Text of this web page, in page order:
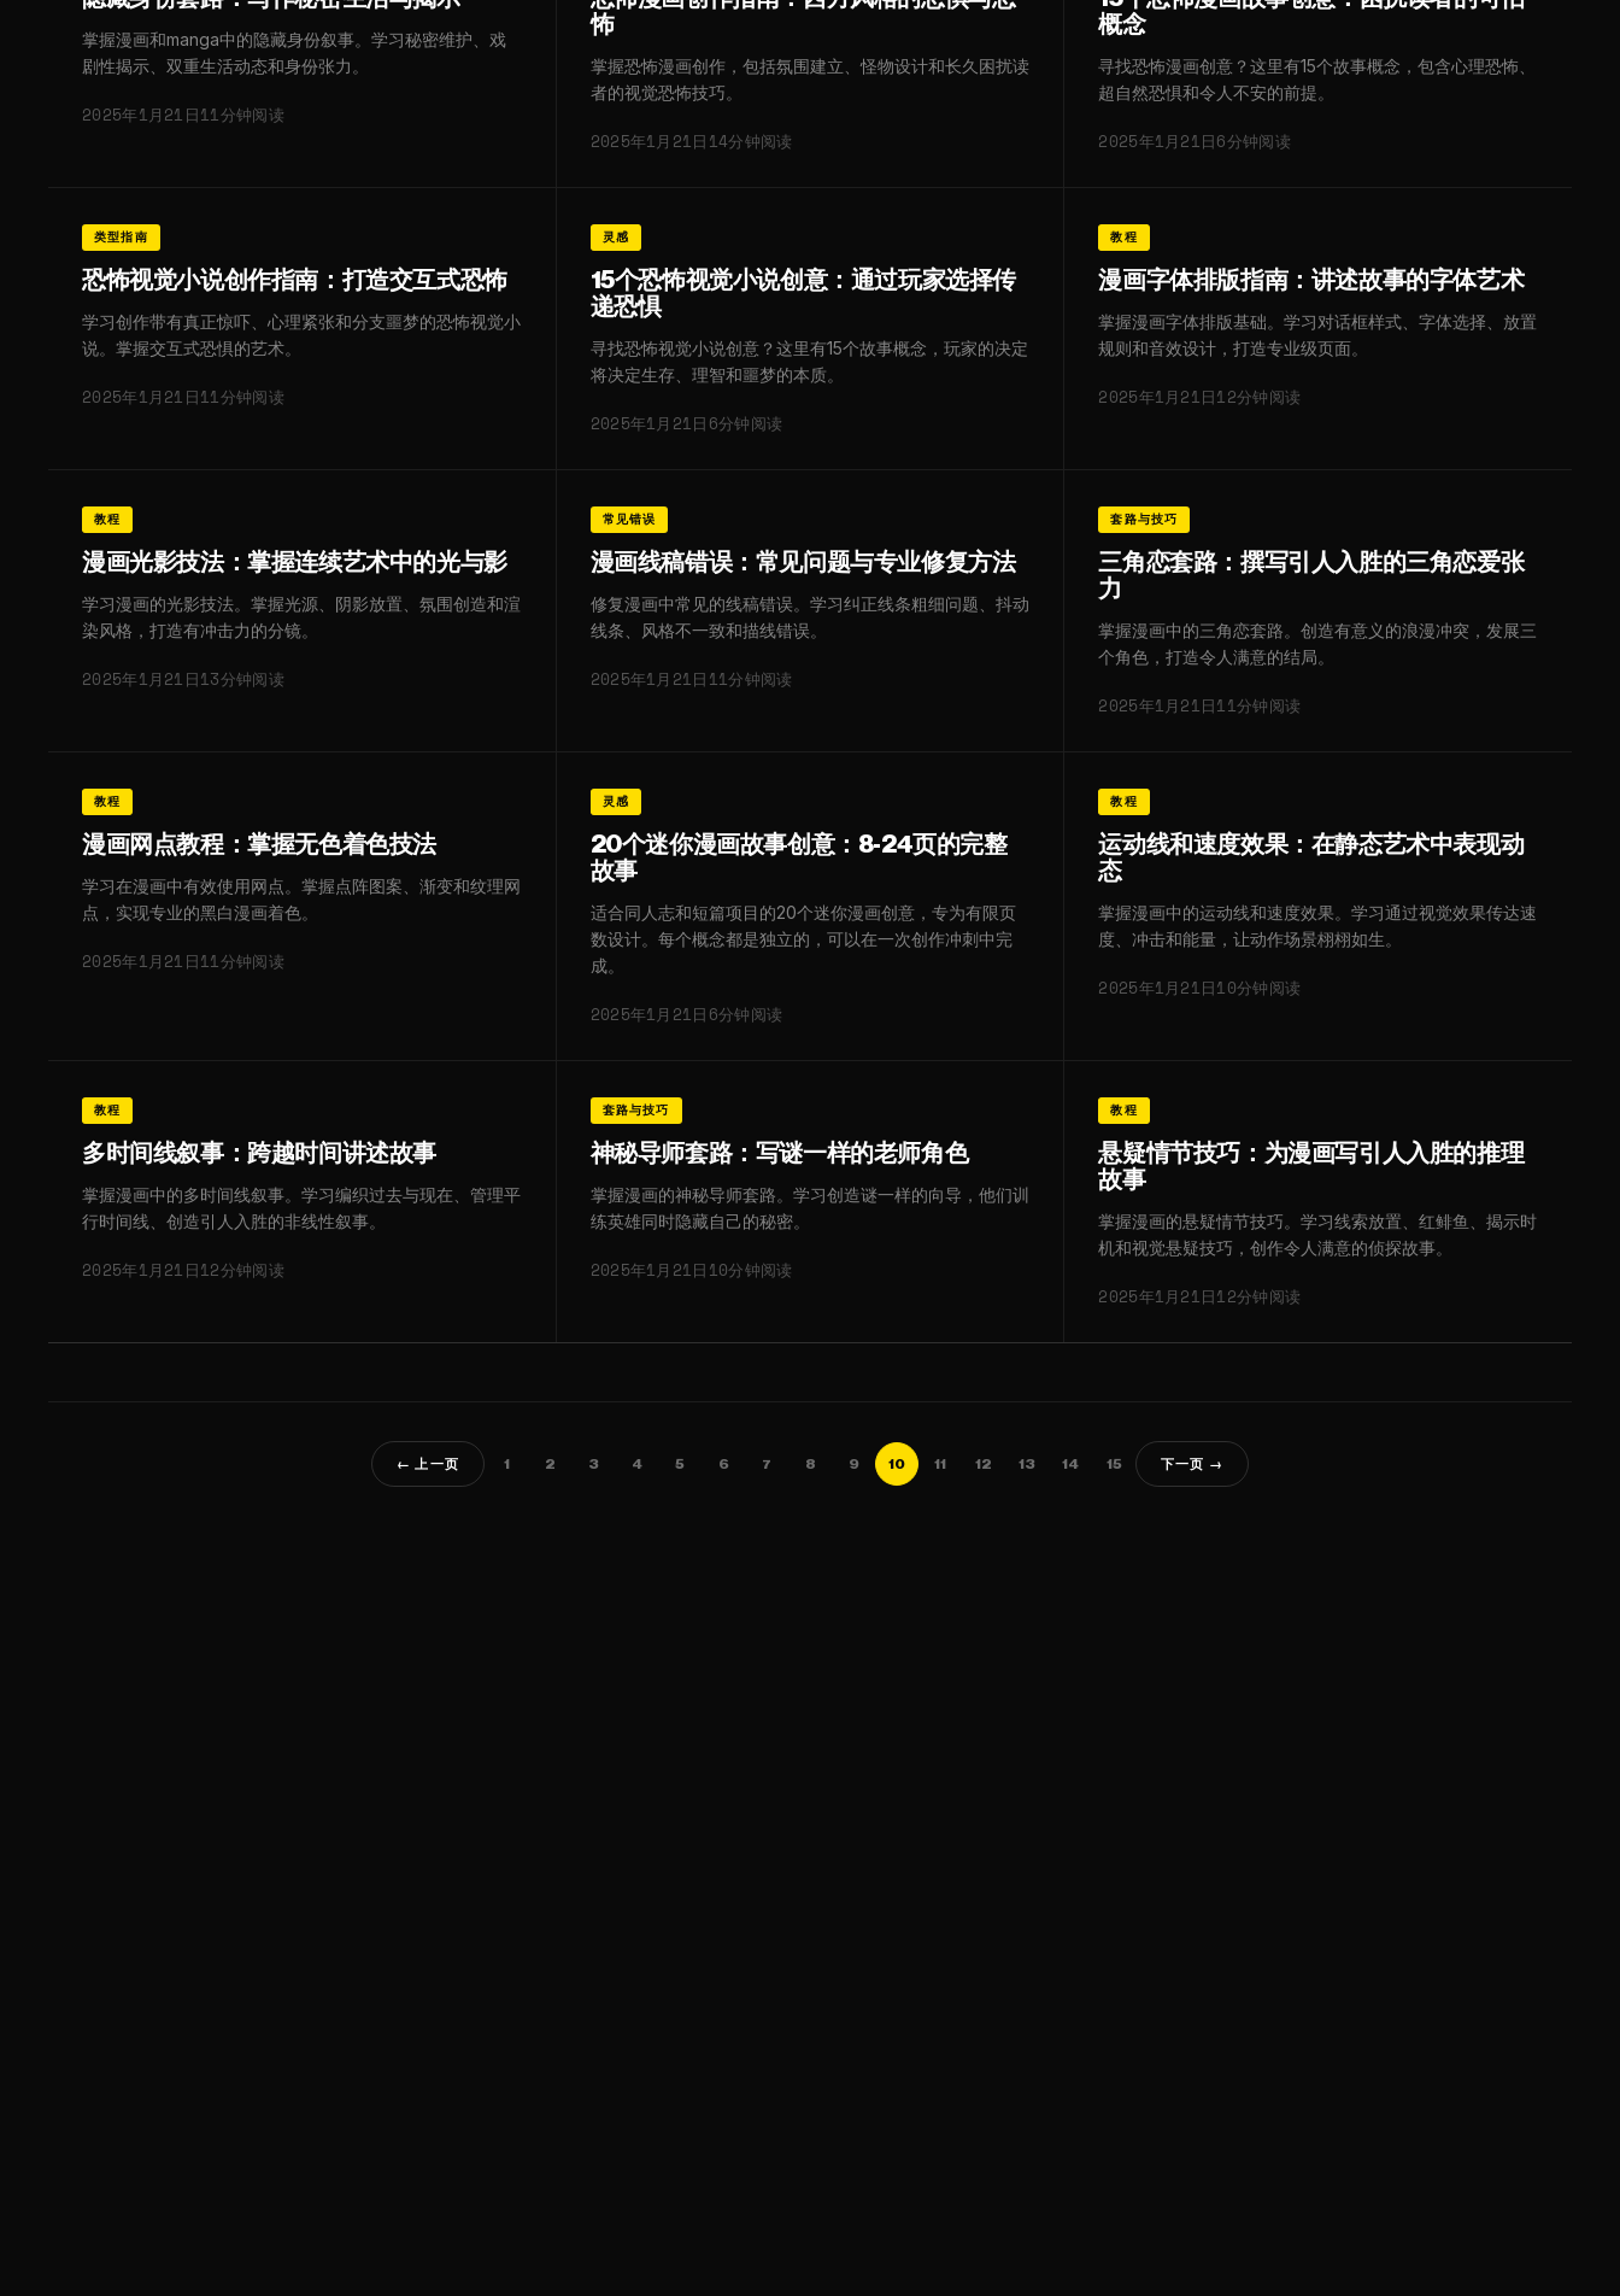
掌握漫画和manga中的隐藏身份叙事。学习秘密维护、戏
剧性揭示、双重生活动态和身份张力。
2025年1月21日11分钟阅读
怖
掌握恐怖漫画创作，包括氛围建立、怪物设计和长久困扰读
者的视觉恐怖技巧。
2025年1月21日 14分钟阅读
概念
寻找恐怖漫画创意？这里有15个故事概念，包含心理恐怖、
超自然恐惧和令人不安的前提。
2025年1月21日6分钟阅读
类型指南
恐怖视觉小说创作指南：打造交互式恐怖
学习创作带有真正惊吓、心理紧张和分支噩梦的恐怖视觉小
说。掌握交互式恐惧的艺术。
2025年1月21日11分钟阅读
灵感
15个恐怖视觉小说创意：通过玩家选择传
递恐惧
寻找恐怖视觉小说创意？这里有15个故事概念，玩家的决定
将决定生存、理智和噩梦的本质。
2025年1月21日 6分钟阅读
教程
漫画字体排版指南：讲述故事的字体艺术
掌握漫画字体排版基础。学习对话框样式、字体选择、放置
规则和音效设计，打造专业级页面。
2025年1月21日12分钟阅读
教程
漫画光影技法：掌握连续艺术中的光与影
学习漫画的光影技法。掌握光源、阴影放置、氛围创造和渲
染风格，打造有冲击力的分镜。
2025年1月21日13分钟阅读
常见错误
漫画线稿错误：常见问题与专业修复方法
修复漫画中常见的线稿错误。学习纠正线条粗细问题、抖动
线条、风格不一致和描线错误。
2025年1月21日 11分钟阅读
套路与技巧
三角恋套路：撰写引人入胜的三角恋爱张
力
掌握漫画中的三角恋套路。创造有意义的浪漫冲突，发展三
个角色，打造令人满意的结局。
2025年1月21日11分钟阅读
教程
漫画网点教程：掌握无色着色技法
学习在漫画中有效使用网点。掌握点阵图案、渐变和纹理网
点，实现专业的黑白漫画着色。
2025年1月21日11分钟阅读
灵感
20个迷你漫画故事创意：8-24页的完整
故事
适合同人志和短篇项目的20个迷你漫画创意，专为有限页
数设计。每个概念都是独立的，可以在一次创作冲刺中完
成。
2025年1月21日 6分钟阅读
教程
运动线和速度效果：在静态艺术中表现动
态
掌握漫画中的运动线和速度效果。学习通过视觉效果传达速
度、冲击和能量，让动作场景栩栩如生。
2025年1月21日10分钟阅读
教程
多时间线叙事：跨越时间讲述故事
掌握漫画中的多时间线叙事。学习编织过去与现在、管理平
行时间线、创造引人入胜的非线性叙事。
2025年1月21日12分钟阅读
套路与技巧
神秘导师套路：写谜一样的老师角色
掌握漫画的神秘导师套路。学习创造谜一样的向导，他们训
练英雄同时隐藏自己的秘密。
2025年1月21日 10分钟阅读
教程
悬疑情节技巧：为漫画写引人入胜的推理
故事
掌握漫画的悬疑情节技巧。学习线索放置、红鲱鱼、揭示时
机和视觉悬疑技巧，创作令人满意的侦探故事。
2025年1月21日12分钟阅读
← 上一页 1 2 3 4 5 6 7 8 9 10 11 12 13 14 15 下一页 →